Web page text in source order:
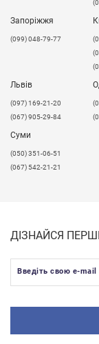
Запоріжжя
(099) 048-79-77
Львів
​(097) 169-21-20
(067) 905-29-84
Суми
(050) 351-06-51
(067) 542-21-21
ДІЗНАЙСЯ
Введіть свою e-mail